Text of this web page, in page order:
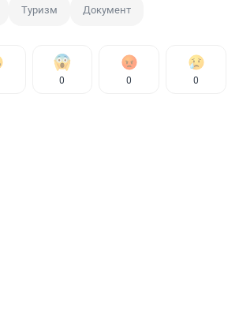
Туризм Документ
0 0 0